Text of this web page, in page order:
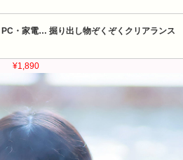
・家電… 掘り出し物ぞくぞくクリアランス
¥1,890